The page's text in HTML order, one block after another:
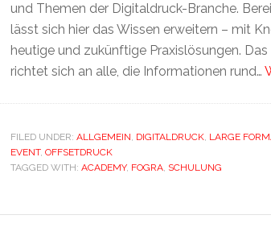
und Themen der Digitaldruck-Branche.
lässt sich hier das Wissen erweitern – mit
heutige und zukünftige Praxislösungen.
richtet sich an alle, die Informationen rund…
FILED UNDER: ALLGEMEIN, DIGITALDRUCK, LARGE
EVENT, OFFSETDRUCK
TAGGED WITH: ACADEMY, FOGRA, SCHULUNG